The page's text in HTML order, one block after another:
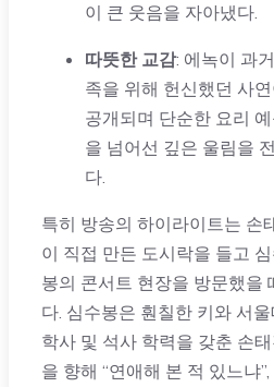
이 큰 웃음을 자아냈다.
따뜻한 교감: 에녹이 과
족을 위해 헌신했던 사연
공개되며 단순한 요리
을 넘어선 깊은 울림을
다.
특히 방송의 하이라이트는 손
이 직접 만든 도시락을 들고
봉의 콘서트 현장을 방문했을
다. 심수봉은 훤칠한 키와 서울
학사 및 석사 학력을 갖춘 손태
을 향해 “연애해 본 적 있느냐”,